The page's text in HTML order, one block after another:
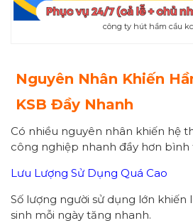
công ty hút hầm cầu
Nguyên Nhân Khiến
KSB Đầy Nhanh
Có nhiều nguyên nhân khiến hệ
công nghiệp nhanh đầy hơn bình
Lưu Lượng Sử Dụng Quá Cao
Số lượng người sử dụng lớn
sinh mỗi ngày tăng nhanh.